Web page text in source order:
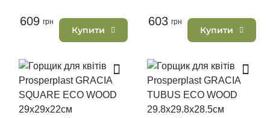
609 грн
Купити
4665)
603 грн
Купити